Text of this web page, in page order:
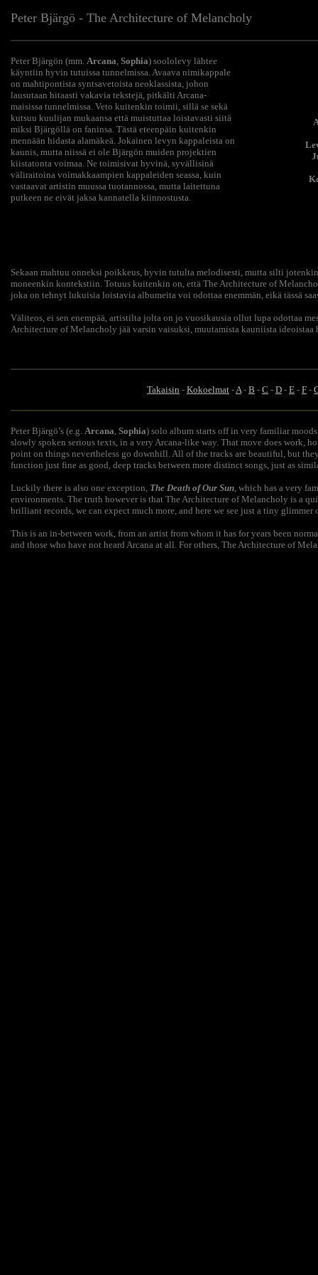
Peter Bjärgö - The Architecture of Melancholy
Peter Bjärgön (mm. Arcana, Sophia) soololevy lähtee
käyntiin hyvin tutuissa tunnelmissa. Avaava nimikappale
on mahtipontista syntsavetoista neoklassista, johon
lausutaan hitaasti vakavia tekstejä, pitkälti Arcana-
maisissa tunnelmissa. Veto kuitenkin toimii, sillä se sekä
kutsuu kuulijan mukaansa että muistuttaa loistavasti siitä
miksi Bjärgöllä on faninsa. Tästä eteenpäin kuitenkin
mennään hidasta alamäkeä. Jokainen levyn kappaleista on
kaunis, mutta niissä ei ole Bjärgön muiden projektien
kiistatonta voimaa. Ne toimisivat hyvinä, syvällisinä
väliraitoina voimakkaampien kappaleiden seassa, kuin
vastaavat artistin muussa tuotannossa, mutta laitettuna
putkeen ne eivät jaksa kannatella kiinnostusta.
Sekaan mahtuu onneksi poikkeus, hyvin tutulta melodisesti, mutta silti
moneenkin kontekstiin. Totuus kuitenkin on, että The Architecture of
joka on tehnyt lukuisia loistavia albumeita voi odottaa enemmän, eikä tässä
Väliteos, ei sen enempää, artistilta jolta on jo vuosikausia ollut lupa odottaa
Architecture of Melancholy jää varsin vaisuksi, muutamista kauniista ideoistaa
Takaisin - Kokoelmat -A- B - C - D - E - F -
Peter Bjärgö’s (e.g. Arcana, Sophia) solo album starts off in very familiar
slowly spoken serious texts, in a very Arcana-like way. That move does work,
point on things nevertheless go downhill. All of the tracks are beautiful, but
function just fine as good, deep tracks between more distinct songs, just as
Luckily there is also one exception, The Death of Our Sun, which has a very
environments. The truth however is that The Architecture of Melancholy is a
brilliant records, we can expect much more, and here we see just a tiny
This is an in-between work, from an artist from whom it has for years been
and those who have not heard Arcana at all. For others, The Architecture of